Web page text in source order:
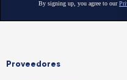
Proveedores